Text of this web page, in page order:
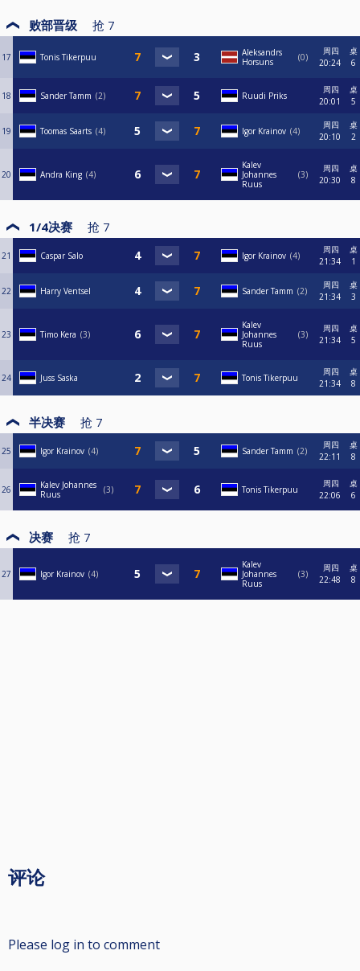
败部晋级 抢 7
17 Tonis Tikerpuu
Aleksandrs
Horsuns
0
周四
20:24
桌
6
18 Sander Tamm 2 Ruudi Priks
周四
20:01
桌
5
19 Toomas Saarts 4 Igor Krainov 4
周四
20:10
桌
2
20 Andra King 4
Kalev
Johannes
Ruus
3
周四
20:30
桌
8
1/4决赛 抢 7
21 Caspar Salo Igor Krainov 4
周四
21:34
桌
1
22 Harry Ventsel Sander Tamm 2
周四
21:34
桌
3
23 Timo Kera 3
Kalev
Johannes
Ruus
3
周四
21:34
桌
5
24 Juss Saska Tonis Tikerpuu
周四
21:34
桌
8
半决赛 抢 7
25 Igor Krainov 4 Sander Tamm 2
周四
22:11
桌
8
26
Kalev Johannes
Ruus
3 Tonis Tikerpuu
周四
22:06
桌
6
决赛 抢 7
27 Igor Krainov 4
Kalev
Johannes
Ruus
3
周四
22:48
桌
8
评论
Please log in to comment